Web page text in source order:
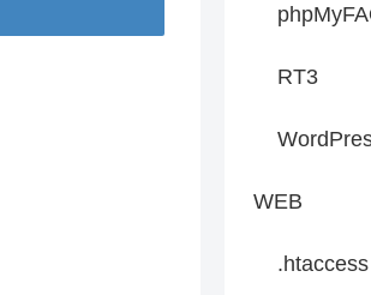
RT3
WEB
.htaccess